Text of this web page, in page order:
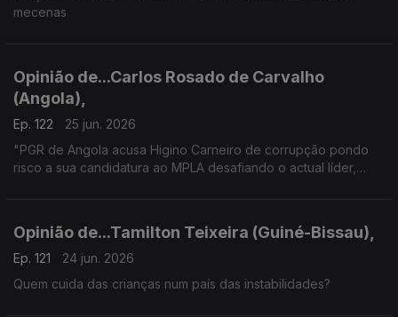
mecenas
Opinião de...Carlos Rosado de Carvalho
(Angola),
Ep. 122
25 jun. 2026
"PGR de Angola acusa Higino Carneiro de corrupção pondo
risco a sua candidatura ao MPLA desafiando o actual líder,
Opinião de...Tamilton Teixeira (Guiné-Bissau),
Ep. 121
24 jun. 2026
Quem cuida das crianças num país das instabilidades?